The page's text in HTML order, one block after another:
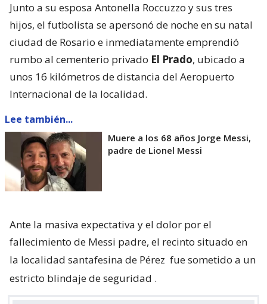
Junto a su esposa Antonella Roccuzzo y sus tres
hijos, el futbolista se apersonó de noche en su natal
ciudad de Rosario e inmediatamente emprendió
rumbo al cementerio privado El Prado, ubicado a
unos 16 kilómetros de distancia del Aeropuerto
Internacional de la localidad.
Lee también...
Muere a los 68 años Jorge Messi,
padre de Lionel Messi
Ante la masiva expectativa y el dolor por el
fallecimiento de Messi padre, el recinto situado en
la localidad santafesina de Pérez fue sometido a un
estricto blindaje de seguridad .